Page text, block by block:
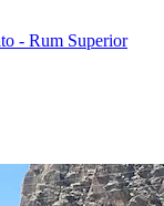
- Rum Superior